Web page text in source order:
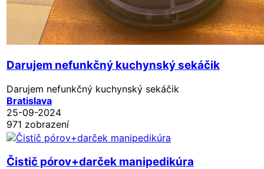
Darujem nefunkčný kuchynský sekáčik
Darujem nefunkčný kuchynský sekáčik
Bratislava
25-09-2024
971 zobrazení
Čistič pórov+darček manipedikúra